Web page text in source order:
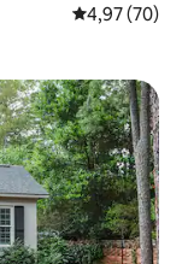
Évaluation
4,97 (70)